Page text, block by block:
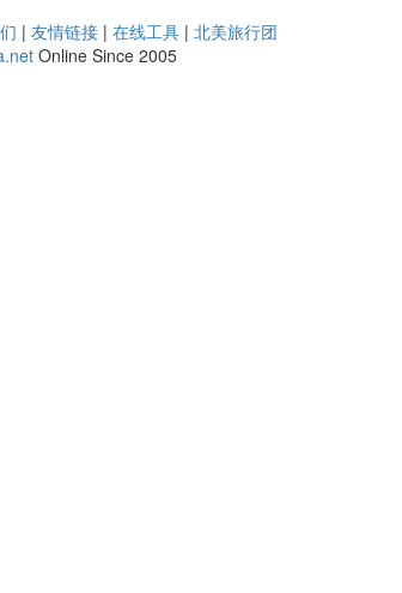
| 友情链接 | 在线工具 | 北美旅行团
Online Since 2005